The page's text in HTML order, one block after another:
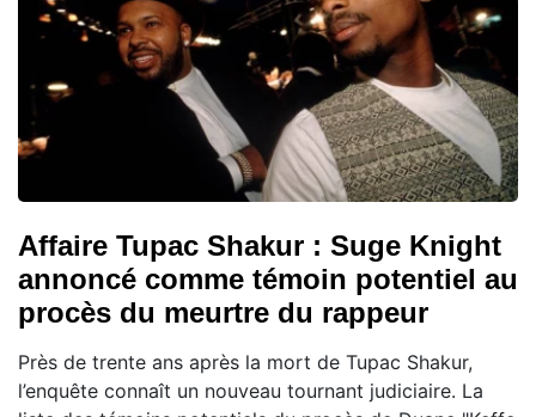
Affaire Tupac Shakur : Suge Knight
annoncé comme témoin potentiel au
procès du meurtre du rappeur
Près de trente ans après la mort de Tupac Shakur,
l’enquête connaît un nouveau tournant judiciaire. La